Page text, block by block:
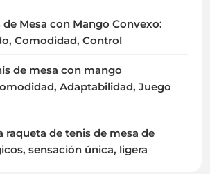
de Mesa con Mango Convexo:
Comodidad, Control
de mesa con mango
Adaptabilidad, Juego
raqueta de tenis de mesa de
sensación única, ligera